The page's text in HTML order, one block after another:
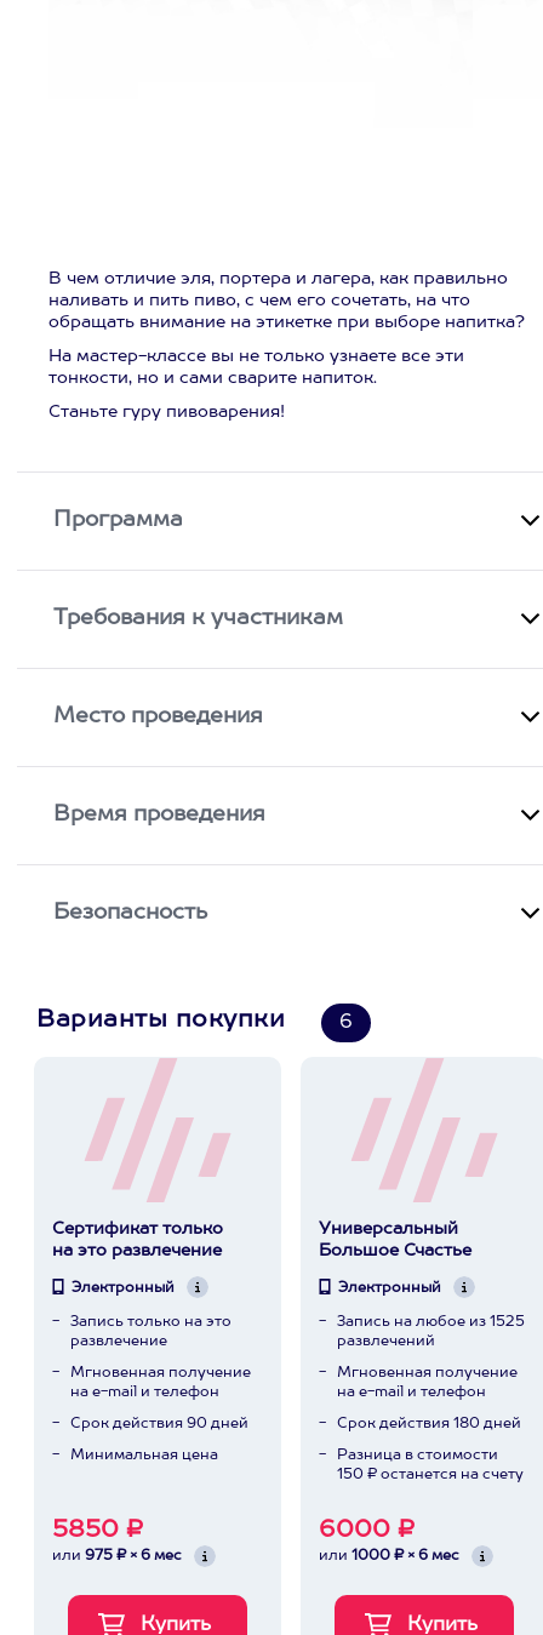
В чем отличие эля, портера и лагера, как правильно
наливать и пить пиво, с чем его сочетать, на что
обращать внимание на этикетке при выборе напитка?
На мастер-классе вы не только узнаете все эти
тонкости, но и сами сварите напиток.
Станьте гуру пивоварения!
Программа
Требования к участникам
Место проведения
Время проведения
Безопасность
Варианты покупки 6
Сертификат только
на это развлечение
Электронный
Запись только на это
развлечение
Мгновенная получение
на e-mail и телефон
Срок действия 90 дней
Минимальная цена
5850 ₽
или 975 ₽ × 6 мес
Универсальный
Большое Счастье
Электронный
Запись на любое из 1525
развлечений
Мгновенная получение
на e-mail и телефон
Срок действия 180 дней
Разница в стоимости
150 ₽ останется на счету
6000 ₽
или 1000 ₽ × 6 мес